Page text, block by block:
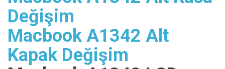
Değişim
Macbook A1342 Alt
Kapak Değişim